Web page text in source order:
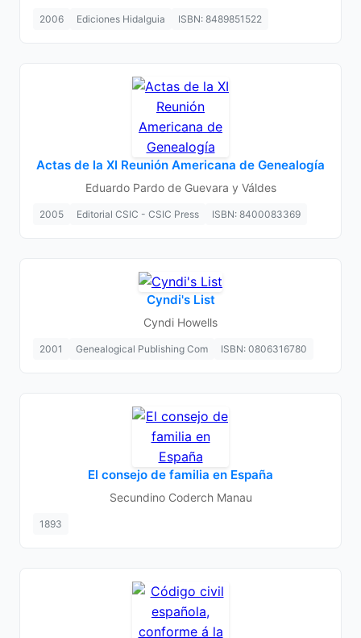
2006 Ediciones Hidalguia ISBN: 8489851522
Actas de la XI Reunión Americana de Genealogía
Eduardo Pardo de Guevara y Váldes
2005 Editorial CSIC - CSIC Press ISBN: 8400083369
Cyndi's List
Cyndi Howells
2001 Genealogical Publishing Com ISBN: 0806316780
El consejo de familia en España
Secundino Coderch Manau
1893